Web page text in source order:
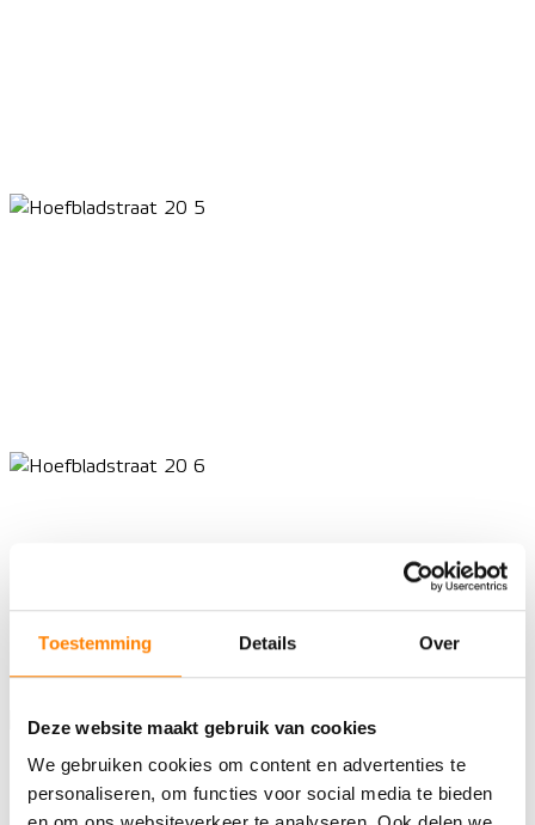
Toestemming Details Over
Deze website maakt gebruik van cookies
We gebruiken cookies om content en advertenties te
personaliseren, om functies voor social media te bieden